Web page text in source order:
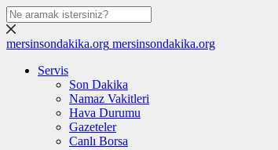
mersinsondakika.org mersinsondakika.org
Servis
Son Dakika
Namaz Vakitleri
Hava Durumu
Gazeteler
Canlı Borsa